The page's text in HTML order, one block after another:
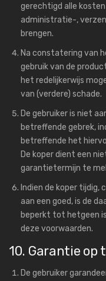
gerechtigd alle
administratie-,
brengen.
Na constatering van
gebruik van de
het redelijkerwijs
van (verdere) schade.
De gebruiker is niet
betreffende gebrek,
betreffende het
De koper dient een
garantietermijn te
Indien de koper
aan een goed, is de
beperkt tot hetgeen is
deze voorwaarden.
10. Garantie op
De gebruiker